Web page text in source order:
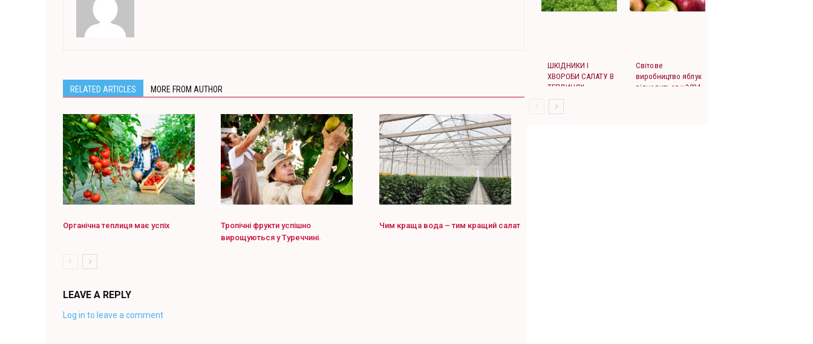
RELATED ARTICLES MORE FROM AUTHOR
Органічна теплиця має успіх
Тропічні фрукти успішно
вирощуються у Туреччині.
Чим краща вода – тим кращий салат
LEAVE A REPLY
Log in to leave a comment
ШКІДНИКИ І
ХВОРОБИ САЛАТУ В
ТЕПЛИЦЯХ
Світове
виробництво яблук
відновиться у 2024